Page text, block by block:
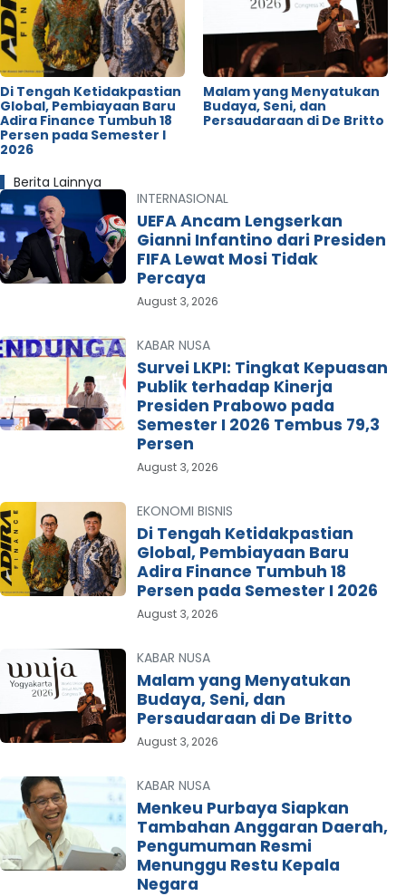
Di Tengah Ketidakpastian
Global, Pembiayaan Baru
Adira Finance Tumbuh 18
Persen pada Semester I
2026
Malam yang Menyatukan
Budaya, Seni, dan
Persaudaraan di De Britto
Berita Lainnya
INTERNASIONAL
UEFA Ancam Lengserkan
Gianni Infantino dari Presiden
FIFA Lewat Mosi Tidak
Percaya
August 3, 2026
KABAR NUSA
Survei LKPI: Tingkat Kepuasan
Publik terhadap Kinerja
Presiden Prabowo pada
Semester I 2026 Tembus 79,3
Persen
August 3, 2026
EKONOMI BISNIS
Di Tengah Ketidakpastian
Global, Pembiayaan Baru
Adira Finance Tumbuh 18
Persen pada Semester I 2026
August 3, 2026
KABAR NUSA
Malam yang Menyatukan
Budaya, Seni, dan
Persaudaraan di De Britto
August 3, 2026
KABAR NUSA
Menkeu Purbaya Siapkan
Tambahan Anggaran Daerah,
Pengumuman Resmi
Menunggu Restu Kepala
Negara